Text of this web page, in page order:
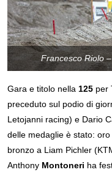
Francesco Riolo
Gara e titolo nella 125 per
preceduto sul podio di
Letojanni racing) e Dario
delle medaglie è stato:
bronzo a Liam Pichler
Anthony Montoneri ha